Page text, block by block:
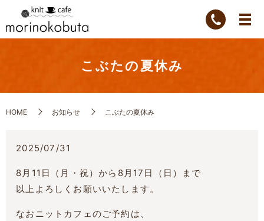
こぶたの夏休み
HOME お知らせ こぶたの夏休み
2025/07/31
8月11日（月・祝）から8月17日（日）まで
以上よろしくお願いいたします。
なおニットカフェのご予約は、